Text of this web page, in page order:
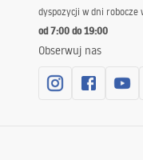
dyspozycji w dni robocze
od 7:00 do 19:00
Obserwuj nas